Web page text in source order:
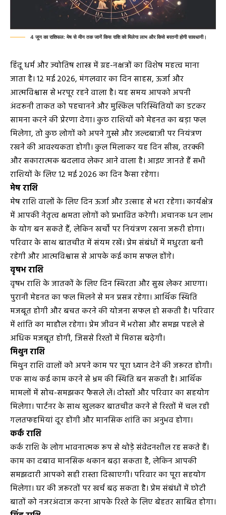
4 जून का राशिफल: मेष से मीन तक जानें किस राशि को मिलेगा लाभ और किसे बरतनी होगी सावधानी।
हिंदू धर्म और ज्योतिष शास्त्र में ग्रह-नक्षत्रों का विशेष महत्व माना
जाता है। 12 मई 2026, मंगलवार का दिन साहस, ऊर्जा और
आत्मविश्वास से भरपूर रहने वाला है। यह समय आपको अपनी
अंदरूनी ताकत को पहचानने और मुश्किल परिस्थितियों का डटकर
सामना करने की प्रेरणा देगा। कुछ राशियों को मेहनत का बड़ा फल
मिलेगा, तो कुछ लोगों को अपने गुस्से और जल्दबाजी पर नियंत्रण
रखने की आवश्यकता होगी। कुल मिलाकर यह दिन सीख, तरक्की
और सकारात्मक बदलाव लेकर आने वाला है। आइए जानते हैं सभी
राशियों के लिए 12 मई 2026 का दिन कैसा रहेगा।
मेष राशि
मेष राशि वालों के लिए दिन ऊर्जा और उत्साह से भरा रहेगा। कार्यक्षेत्र
में आपकी नेतृत्व क्षमता लोगों को प्रभावित करेगी। अचानक धन लाभ
के योग बन सकते हैं, लेकिन खर्चों पर नियंत्रण रखना जरूरी होगा।
परिवार के साथ बातचीत में संयम रखें। प्रेम संबंधों में मधुरता बनी
रहेगी और आत्मविश्वास से आपके कई काम सफल होंगे।
वृषभ राशि
वृषभ राशि के जातकों के लिए दिन स्थिरता और सुख लेकर आएगा।
पुरानी मेहनत का फल मिलने से मन प्रसन्न रहेगा। आर्थिक स्थिति
मजबूत होगी और बचत करने की योजना सफल हो सकती है। परिवार
में शांति का माहौल रहेगा। प्रेम जीवन में भरोसा और समझ पहले से
अधिक मजबूत होगी, जिससे रिश्तों में मिठास बढ़ेगी।
मिथुन राशि
मिथुन राशि वालों को अपने काम पर पूरा ध्यान देने की जरूरत होगी।
एक साथ कई काम करने से भ्रम की स्थिति बन सकती है। आर्थिक
मामलों में सोच-समझकर फैसले लें। दोस्तों और परिवार का सहयोग
मिलेगा। पार्टनर के साथ खुलकर बातचीत करने से रिश्तों में चल रही
गलतफहमियां दूर होंगी और मानसिक शांति का अनुभव होगा।
कर्क राशि
कर्क राशि के लोग भावनात्मक रूप से थोड़े संवेदनशील रह सकते हैं।
काम का दबाव मानसिक थकान बढ़ा सकता है, लेकिन आपकी
समझदारी आपको सही रास्ता दिखाएगी। परिवार का पूरा सहयोग
मिलेगा। घर की जरूरतों पर खर्च बढ़ सकता है। प्रेम संबंधों में छोटी
बातों को नजरअंदाज करना आपके रिश्ते के लिए बेहतर साबित होगा।